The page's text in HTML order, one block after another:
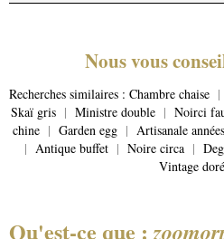
Nous vous
Recherches similaires : Chambre chaise |
Skaï gris | Ministre double | Noirci
chine | Garden egg | Artisanale années
| Antique buffet | Noire circa |
Vintage
Qu'est-ce que :